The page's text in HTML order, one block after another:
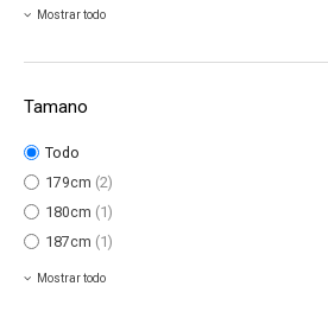
Mostrar todo
Tamano
Todo
179cm (2)
180cm (1)
187cm (1)
Mostrar todo